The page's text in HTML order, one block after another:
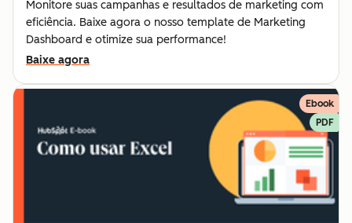
Monitore suas campanhas e resultados de marketing com
eficiência. Baixe agora o nosso template de Marketing
Dashboard e otimize sua performance!
Baixe agora
Ebook
PDF